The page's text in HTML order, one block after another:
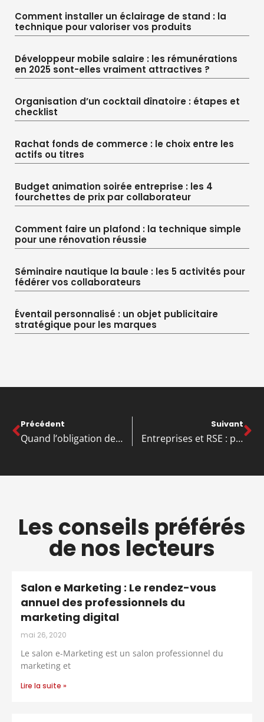
Comment installer un éclairage de stand : la
technique pour valoriser vos produits
Développeur mobile salaire : les rémunérations
en 2025 sont-elles vraiment attractives ?
Organisation d’un cocktail dînatoire : étapes et
checklist
Rachat fonds de commerce : le choix entre les
actifs ou titres
Budget animation soirée entreprise : les 4
fourchettes de prix par collaborateur
Comment faire un plafond : la technique simple
pour une rénovation réussie
Séminaire nautique la baule : les 5 activités pour
fédérer vos collaborateurs
Éventail personnalisé : un objet publicitaire
stratégique pour les marques
Précédent
Quand l’obligation de rédiger un plan de prévention s’impose à votre entreprise et comment limiter les risques
Suivant
Entreprises et RSE : pourquoi l’engagement responsable n’est plus une option ?
Les conseils préférés
de nos lecteurs
Salon e Marketing : Le rendez-vous
annuel des professionnels du
marketing digital
mai 26, 2020
Le salon e-Marketing est un salon professionnel du
marketing et
Lire la suite »